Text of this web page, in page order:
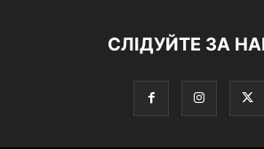
СЛІДУЙТЕ ЗА